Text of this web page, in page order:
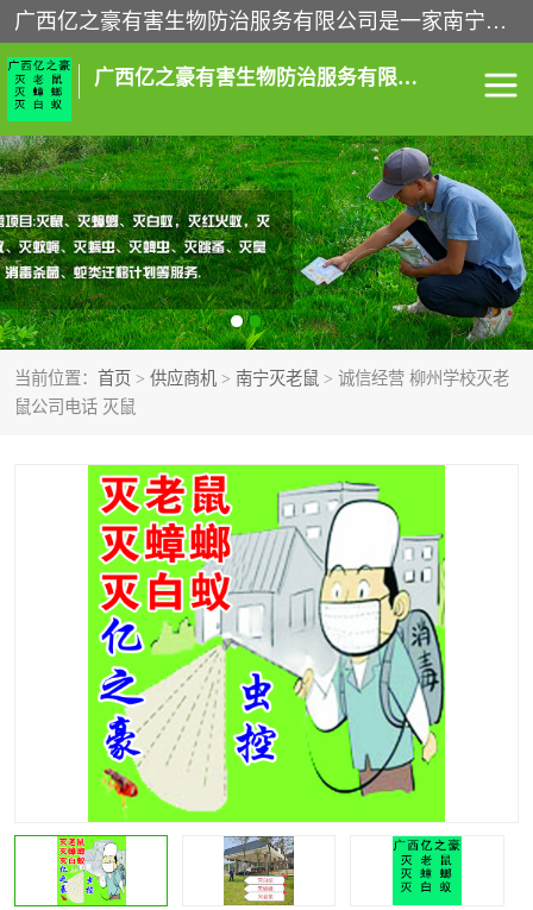
广西亿之豪有害生物防治服务有限公司是一家南宁灭鼠公司、灭蟑螂公司，南宁杀虫公司，南宁除虫公司，南宁灭跳蚤公司，南宁灭白蚁公司，南宁除四害公司,广西亿之豪有害生物防治服务有限公司专业灭蟑螂,除臭虫,其他害虫,服务上门,安全环保,售后保障,一次消杀，竭诚为您服务.
广西亿之豪有害生物防治服务有限公司
当前位置： 首页 > 供应商机 > 南宁灭老鼠 > 诚信经营 柳州学校灭老
鼠公司电话 灭鼠
南宁灭白蚁 南宁灭老鼠
南宁灭蟑螂 南宁杀虫
南宁除四害 南宁消杀
南宁除虫公司